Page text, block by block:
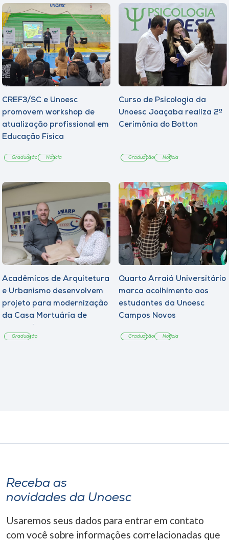
CREF3/SC e Unoesc
promovem workshop de
atualização profissional em
Educação Física
Graduação Notícia
Curso de Psicologia da
Unoesc Joaçaba realiza 2ª
Cerimônia do Botton
Graduação Notícia
Acadêmicos de Arquitetura
e Urbanismo desenvolvem
projeto para modernização
da Casa Mortuária de
Graduação
Quarto Arraiá Universitário
marca acolhimento aos
estudantes da Unoesc
Campos Novos
Graduação Notícia
Receba as
novidades da Unoesc
Usaremos seus dados para entrar em contato
com você sobre informações correlacionadas que